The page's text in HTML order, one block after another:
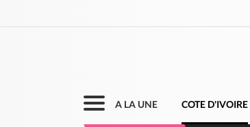
A LA UNE COTE D'IVOIRE